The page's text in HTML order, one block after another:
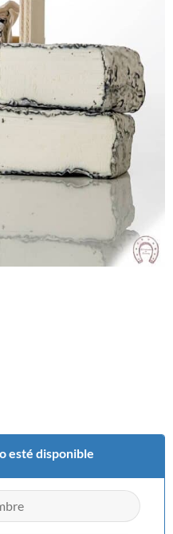
esté disponible